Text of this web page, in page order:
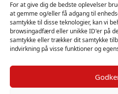
For at give dig de bedste oplevelser
at gemme og/eller få adgang til
samtykke til disse teknologier, kan vi
browsingadfærd eller unikke ID'er på
samtykke eller trækker dit samtykke
indvirkning på visse funktioner og